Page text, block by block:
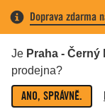
Doprava zdarma
Je Praha - Černý
prodejna?
ANO, SPRÁVNĚ.